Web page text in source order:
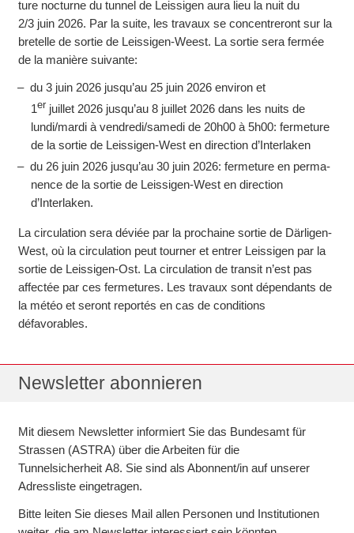
ture noc­turne du tunnel de Leissigen aura lieu la nuit du
2/3 juin 2026. Par la suite, les travaux se concen­treront sur la
bre­telle de sortie de Leissigen-Weest. La sortie sera fermée
de la manière suivante:
du 3 juin 2026 jusqu’au 25 juin 2026 environ et
1er juillet 2026 jusqu’au 8 juillet 2026 dans les nuits de
lundi/mardi à vendredi/samedi de 20h00 à 5h00: ferme­ture
de la sortie de Leissigen-West en direction d’Interlaken
du 26 juin 2026 jusqu’au 30 juin 2026: ferme­ture en perma­
nence de la sortie de Leissigen-West en direction
d’Interlaken.
La circulation sera déviée par la pro­chaine sortie de Därligen-
West, où la circulation peut tourner et entrer Leissigen par la
sortie de Leissigen-Ost. La circu­lation de tran­sit n’est pas
affec­tée par ces fermetures. Les tra­vaux sont dépen­dants de
la météo et seront repor­tés en cas de conditions
défavorables.
Newsletter abonnieren
Mit diesem Newsletter informiert Sie das Bundes­amt für
Strassen (ASTRA) über die Arbeiten für die
Tunnelsicherheit A8. Sie sind als Abonnent/in auf unserer
Adressliste eingetragen.
Bitte leiten Sie dieses Mail allen Personen und Institutionen